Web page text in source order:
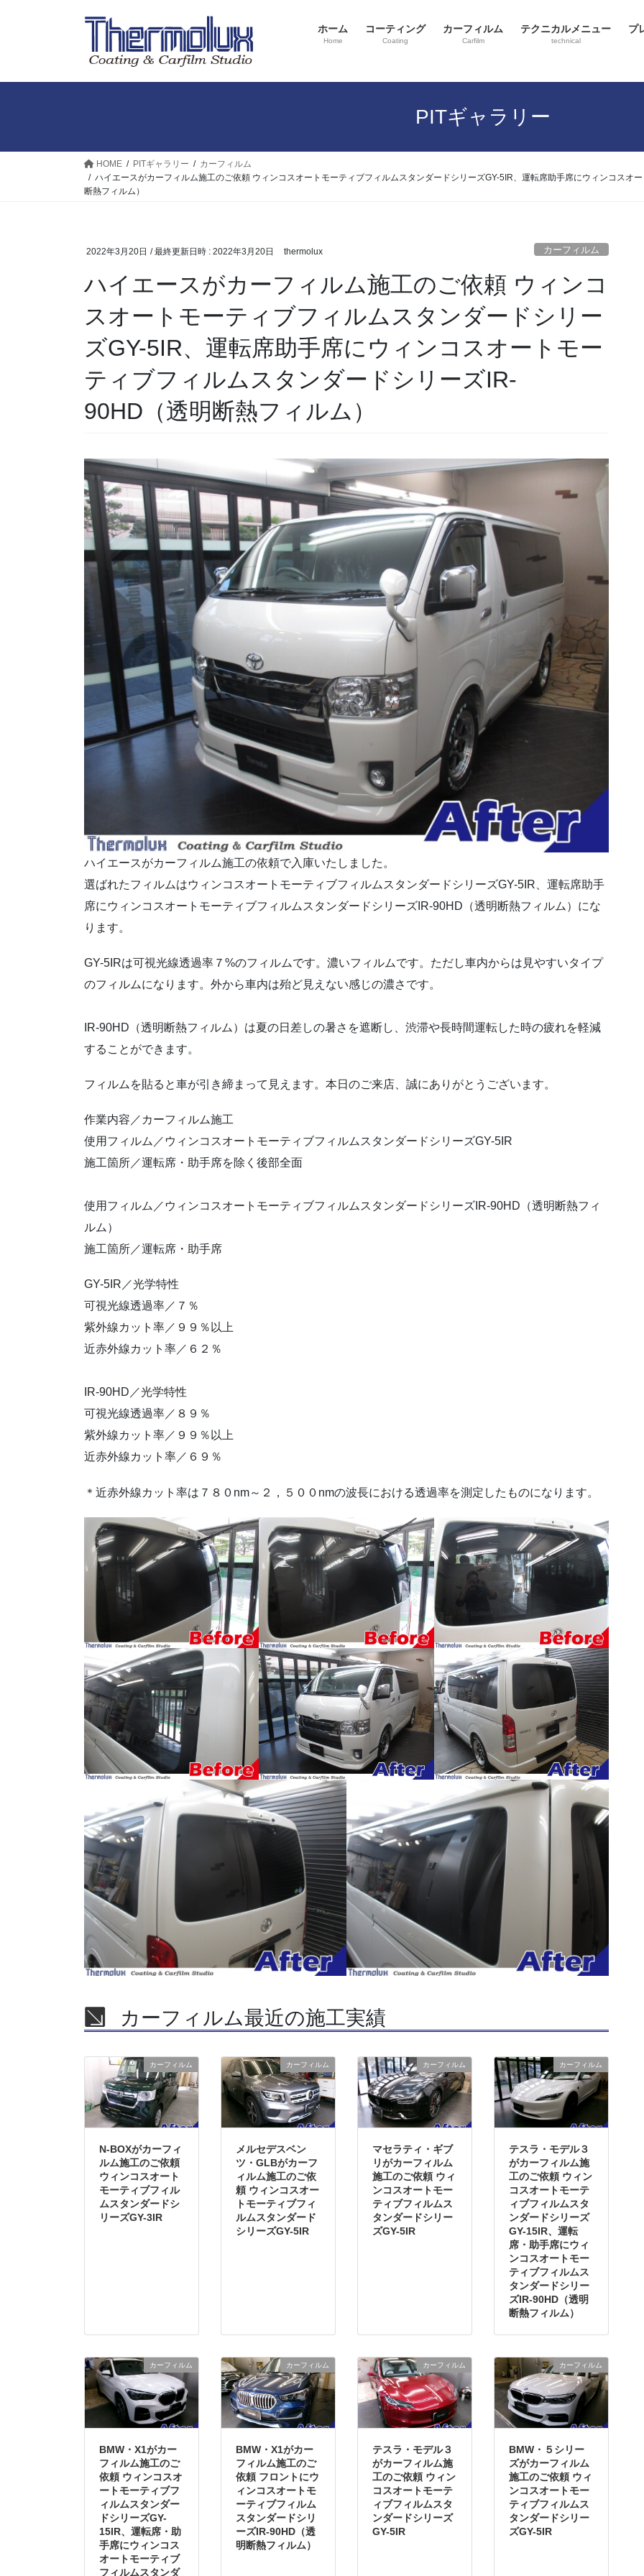
ホーム
Home
コーティング
Coating
カーフィルム
Carfilm
テクニカルメニュー
technical
プ
PITギャラリー
HOME PITギャラリー
カーフィルム
ハイエースがカーフィルム施工のご依頼 ウィンコスオートモーティブフィルムスタンダードシリーズGY-5IR、運転席助手席にウィンコスオ
断熱フィルム）
2022年3月20日 / 最終更新日時 : 2022年3月20日 thermolux カーフィルム
ハイエースがカーフィルム施工のご依頼 ウィンコ
スオートモーティブフィルムスタンダードシリー
ズGY-5IR、運転席助手席にウィンコスオートモー
ティブフィルムスタンダードシリーズIR-
90HD（透明断熱フィルム）
ハイエースがカーフィルム施工の依頼で入庫いたしました。
選ばれたフィルムはウィンコスオートモーティブフィルムスタンダードシリーズGY-5IR、運転席助手
席にウィンコスオートモーティブフィルムスタンダードシリーズIR-90HD（透明断熱フィルム）にな
ります。
GY-5IRは可視光線透過率７%のフィルムです。濃いフィルムです。ただし車内からは見やすいタイプ
のフィルムになります。外から車内は殆ど見えない感じの濃さです。
IR-90HD（透明断熱フィルム）は夏の日差しの暑さを遮断し、渋滞や長時間運転した時の疲れを軽減
することができます。
フィルムを貼ると車が引き締まって見えます。本日のご来店、誠にありがとうございます。
作業内容／カーフィルム施工
使用フィルム／ウィンコスオートモーティブフィルムスタンダードシリーズGY-5IR
施工箇所／運転席・助手席を除く後部全面
使用フィルム／ウィンコスオートモーティブフィルムスタンダードシリーズIR-90HD（透明断熱フィ
ルム）
施工箇所／運転席・助手席
GY-5IR／光学特性
可視光線透過率／７％
紫外線カット率／９９％以上
近赤外線カット率／６２％
IR-90HD／光学特性
可視光線透過率／８９％
紫外線カット率／９９％以上
近赤外線カット率／６９％
＊近赤外線カット率は７８０nm～２，５００nmの波長における透過率を測定したものになります。
カーフィルム最近の施工実績
カーフィルム
N-BOXがカーフィ
ルム施工のご依頼
ウィンコスオート
モーティブフィル
ムスタンダードシ
リーズGY-3IR
カーフィルム
メルセデスベン
ツ・GLBがカーフ
ィルム施工のご依
頼 ウィンコスオー
トモーティブフィ
ルムスタンダード
シリーズGY-5IR
カーフィルム
マセラティ・ギブ
リがカーフィルム
施工のご依頼 ウィ
ンコスオートモー
ティブフィルムス
タンダードシリー
ズGY-5IR
カーフィルム
テスラ・モデル３
がカーフィルム施
工のご依頼 ウィン
コスオートモーテ
ィブフィルムスタ
ンダードシリーズ
GY-15IR、運転
席・助手席にウィ
ンコスオートモー
ティブフィルムス
タンダードシリー
ズIR-90HD（透明
断熱フィルム）
カーフィルム
BMW・X1がカー
フィルム施工のご
依頼 ウィンコスオ
ートモーティブフ
ィルムスタンダー
ドシリーズGY-
15IR、運転席・助
手席にウィンコス
オートモーティブ
フィルムスタンダ
カーフィルム
BMW・X1がカー
フィルム施工のご
依頼 フロントにウ
ィンコスオートモ
ーティブフィルム
スタンダードシリ
ーズIR-90HD（透
明断熱フィルム）
カーフィルム
テスラ・モデル３
がカーフィルム施
工のご依頼 ウィン
コスオートモーテ
ィブフィルムスタ
ンダードシリーズ
GY-5IR
カーフィルム
BMW・５シリー
ズがカーフィルム
施工のご依頼 ウィ
ンコスオートモー
ティブフィルムス
タンダードシリー
ズGY-5IR